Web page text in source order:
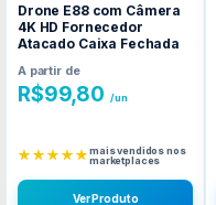
Drone E88 com Câmera
4K HD Fornecedor
Atacado Caixa Fechada
A partir de
R$99,80 /un
★★★★★mais vendidos nos
marketplaces
Ver Produto